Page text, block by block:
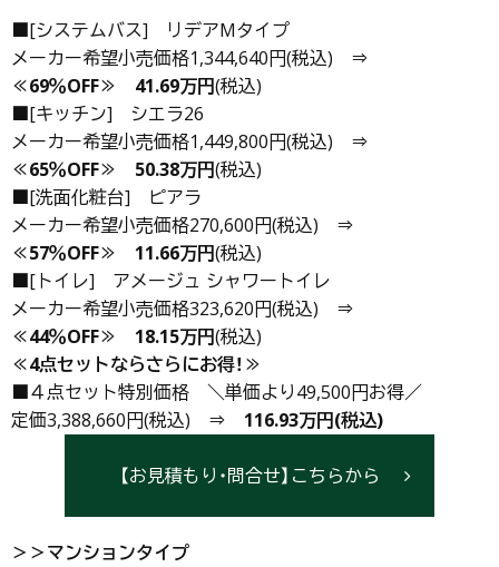
■[システムバス] リデアMタイプ
メーカー希望小売価格1,344,640円(税込) ⇒
≪69％OFF≫
41.69万円(税込)
■[キッチン] シエラ26
メーカー希望小売価格1,449,800円(税込) ⇒
≪65％OFF≫
50.38万円(税込)
■[洗面化粧台] ピアラ
メーカー希望小売価格270,600円(税込) ⇒
≪57％OFF≫
11.66万円(税込)
■[トイレ] アメージュ シャワートイレ
メーカー希望小売価格323,620円(税込) ⇒
≪44％OFF≫
18.15万円(税込)
≪4点セットならさらにお得！≫
■４点セット特別価格 ＼単価より49,500円お得／
定価3,388,660円(税込) ⇒ 116.93万円(税込)
【お見積もり・問合せ】こちらから
＞＞マンションタイプ